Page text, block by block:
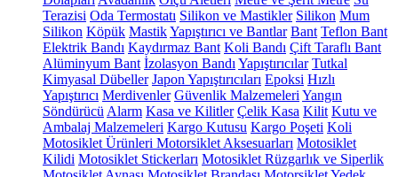
Terazisi Oda Termostatı Silikon ve Mastikler Silikon Mum
Silikon Köpük MastikYapıştırıcı ve Bantlar Bant Teflon Bant
Elektrik Bandı Kaydırmaz Bant Koli Bandı Çift Taraflı Bant
Alüminyum Bant İzolasyon Bandı Yapıştırıcılar Tutkal
Kimyasal Dübeller Japon Yapıştırıcıları Epoksi Hızlı
Yapıştırıcı Merdivenler Güvenlik Malzemeleri Yangın
Söndürücü Alarm Kasa ve Kilitler Çelik Kasa Kilit Kutu ve
Ambalaj Malzemeleri Kargo Kutusu Kargo Poşeti Koli
Motosiklet Ürünleri Motorsiklet Aksesuarları Motosiklet
Kilidi Motosiklet Stickerları Motosiklet Rüzgarlık ve Siperlik